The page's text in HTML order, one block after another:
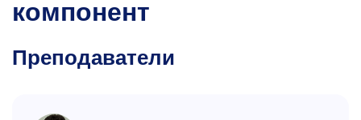
компонент
Преподаватели